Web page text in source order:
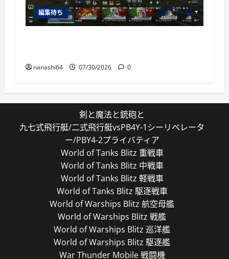
編集待ち
nanashi64 07/30/2026 0
剣と魔法と銃砲と
九七式飛行艇/二式飛行艇vsPB4Y-1シーリベレータ
ー/PBY4-2プライバティア
World of Tanks Blitz 重戦車
World of Tanks Blitz 中戦車
World of Tanks Blitz 軽戦車
World of Tanks Blitz 駆逐戦車
World of Warships Blitz 航空母艦
World of Warships Blitz 戦艦
World of Warships Blitz 巡洋艦
World of Warships Blitz 駆逐艦
War Thunder Mobile 戦闘機